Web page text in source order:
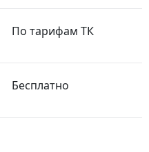
По тарифам ТК
Бесплатно